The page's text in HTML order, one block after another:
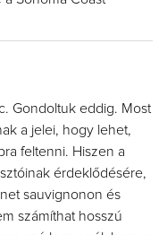
Gondoltuk eddig. Most
a jelei, hogy lehet,
feltenni. Hiszen a
érdeklődésére,
sauvignonon és
számíthat hosszú